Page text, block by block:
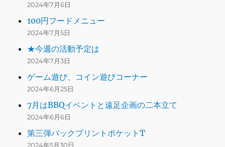
2024年7月6日
100円フードメニュー
2024年7月5日
★今週の活動予定は
2024年7月3日
ゲーム遊び、コイン遊びコーナー
2024年6月25日
7月はBBQイベントと遠足企画の二本立て
2024年6月6日
第三弾バックプリントポケットT
2024年5月30日